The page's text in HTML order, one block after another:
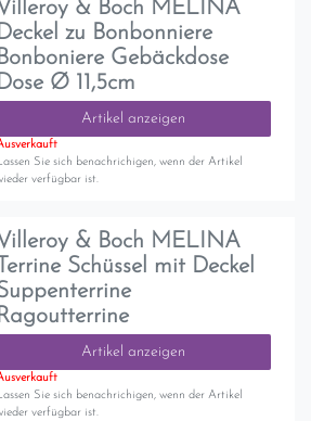
& Boch MELINA
Deckel zu Bonbonniere
Bonboniere Gebäckdose
Dose Ø 11,5cm
Artikel anzeigen
Sie sich benachrichigen, wenn der Artikel
verfügbar ist.
& Boch MELINA
Terrine Schüssel mit Deckel
Artikel anzeigen
Sie sich benachrichigen, wenn der Artikel
verfügbar ist.